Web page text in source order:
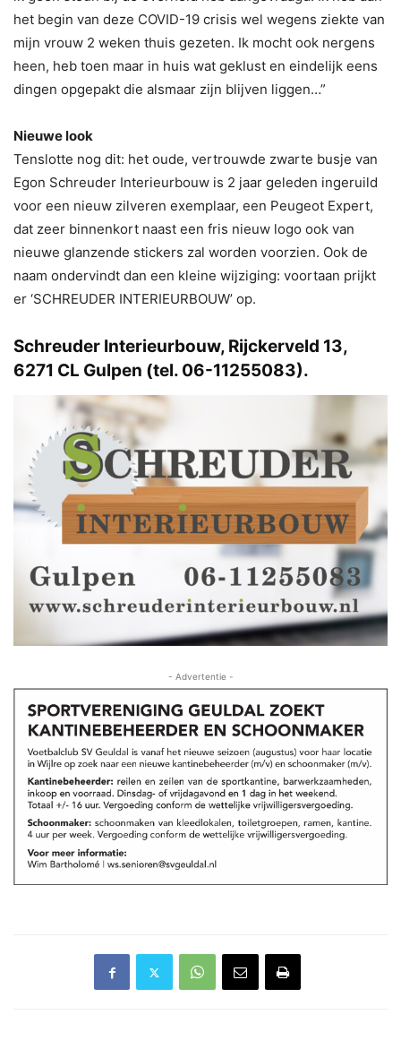
het begin van deze COVID-19 crisis wel wegens ziekte van
mijn vrouw 2 weken thuis gezeten. Ik mocht ook nergens
heen, heb toen maar in huis wat geklust en eindelijk eens
dingen opgepakt die alsmaar zijn blijven liggen…”
Nieuwe look
Tenslotte nog dit: het oude, vertrouwde zwarte busje van
Egon Schreuder Interieurbouw is 2 jaar geleden ingeruild
voor een nieuw zilveren exemplaar, een Peugeot Expert,
dat zeer binnenkort naast een fris nieuw logo ook van
nieuwe glanzende stickers zal worden voorzien. Ook de
naam ondervindt dan een kleine wijziging: voortaan prijkt
er ‘SCHREUDER INTERIEURBOUW’ op.
Schreuder Interieurbouw, Rijckerveld 13,
6271 CL Gulpen (tel. 06-11255083).
- Advertentie -